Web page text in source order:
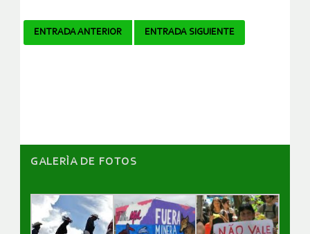
Navegador
ENTRADA ANTERIOR ENTRADA SIGUIENTE
GALERÌA DE FOTOS